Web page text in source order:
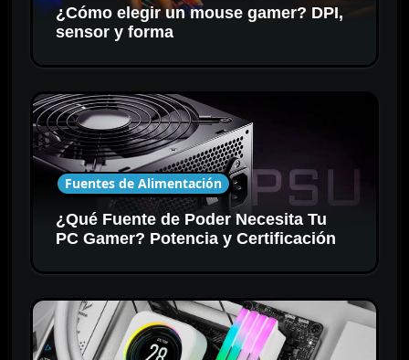
¿Cómo elegir un mouse gamer? DPI,
sensor y forma
Fuentes de Alimentación
¿Qué Fuente de Poder Necesita Tu
PC Gamer? Potencia y Certificación